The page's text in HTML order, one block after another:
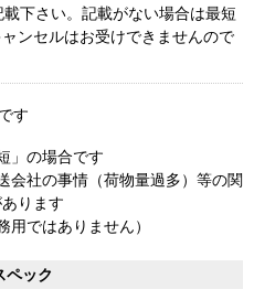
下さい。記載がない場合は最短
ンセルはお受けできませんので
です
」の場合です
会社の事情（荷物量過多）等の関
ります
ではありません）
ペック